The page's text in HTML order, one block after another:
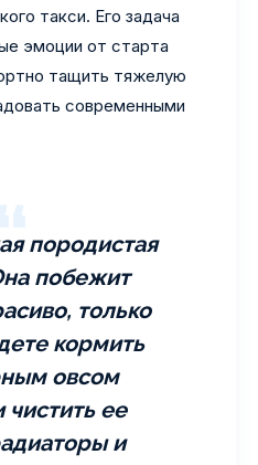
такси. Его задача
эмоции от старта
тащить тяжелую
современными
породистая
побежит
только
кормить
овсом
чистить ее
и